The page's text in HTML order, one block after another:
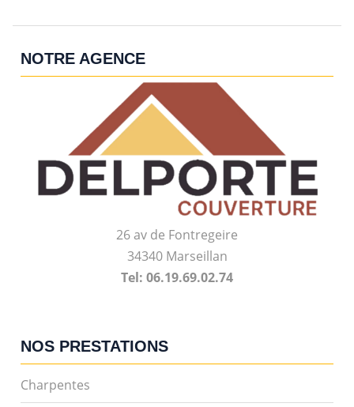
navigation
NOTRE AGENCE
26 av de Fontregeire
34340 Marseillan
Tel: 06.19.69.02.74
NOS PRESTATIONS
Charpentes